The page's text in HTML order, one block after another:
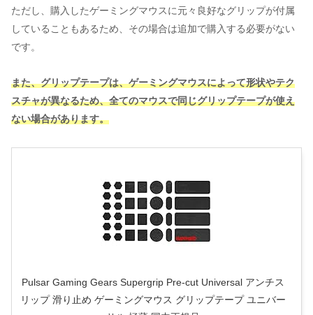
ただし、購入したゲーミングマウスに元々良好なグリップが付属
していることもあるため、その場合は追加で購入する必要がない
です。
また、グリップテープは、ゲーミングマウスによって形状やテク
スチャが異なるため、全てのマウスで同じグリップテープが使え
ない場合があります。
Pulsar Gaming Gears Supergrip Pre-cut Universal アンチス
リップ 滑り止め ゲーミングマウス グリップテープ ユニバー